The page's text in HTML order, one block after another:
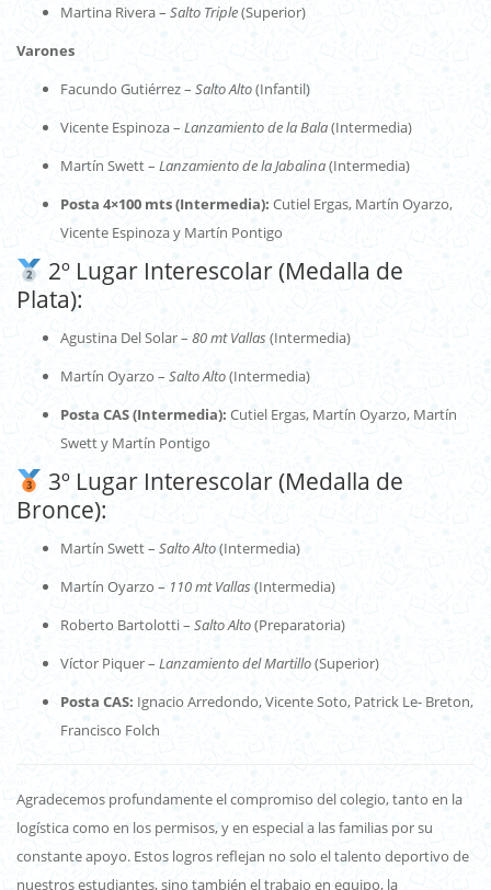
Martina Rivera –Salto Triple(Superior)
Varones
Facundo Gutiérrez – Salto Alto(Infantil)
Vicente Espinoza – Lanzamiento de la Bala(Intermedia)
Martín Swett – Lanzamiento de la Jabalina(Intermedia)
Posta 4×100 mts (Intermedia): Cutiel Ergas, Martín Oyarzo,
Vicente Espinoza y Martín Pontigo
2º Lugar Interescolar (Medalla de
Plata):
Agustina Del Solar –80 mt Vallas(Intermedia)
Martín Oyarzo – Salto Alto(Intermedia)
Posta CAS (Intermedia): Cutiel Ergas, Martín Oyarzo, Martín
Swett y Martín Pontigo
3º Lugar Interescolar (Medalla de
Bronce):
Martín Swett – Salto Alto(Intermedia)
Martín Oyarzo – 110 mt Vallas(Intermedia)
Roberto Bartolotti – Salto Alto(Preparatoria)
Víctor Piquer – Lanzamiento del Martillo(Superior)
Posta CAS: Ignacio Arredondo, Vicente Soto, Patrick Le- Breton,
Francisco Folch
Agradecemos profundamente el compromiso del colegio, tanto en la
logística como en los permisos, y en especial a las familias por su
constante apoyo. Estos logros reflejan no solo el talento deportivo de
nuestros estudiantes, sino también el trabajo en equipo, la